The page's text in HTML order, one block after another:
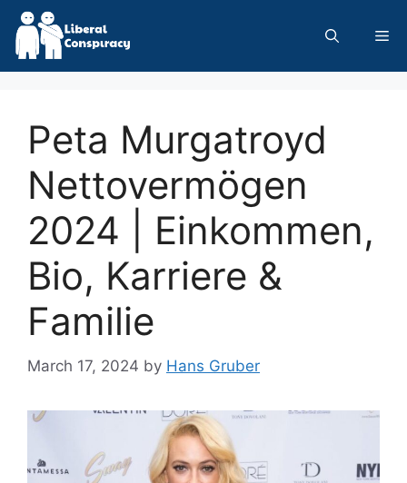
Skip
content
Peta Murgatroyd
Nettovermögen
2024 | Einkommen,
Bio, Karriere &
Familie
March 17, 2024 by Hans Gruber